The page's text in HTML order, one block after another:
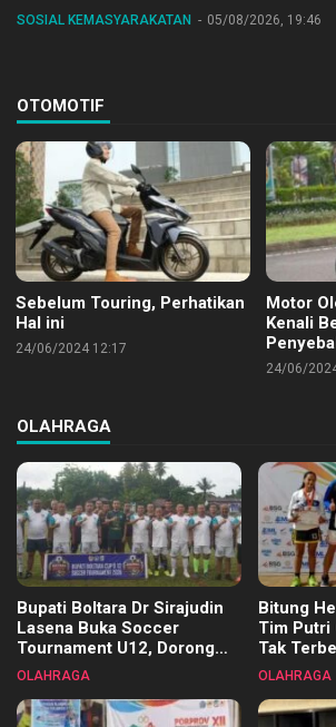
SOSIAL KEMASYARAKATAN 05/08/2026, 19:46
OTOMOTIF
Sebelum Touring, Perhatikan
Hal ini
24/06/2024 12:17
Motor
Kenali
24/06/
OLAHRAGA
Bupati Boltara Dr Sirajudin
Lasena Buka Soccer
Tournament U12, Dorong
Pembinaan Merata di Setiap
OLAHRAGA
Bitung
Tim Putri
Tak
OLAHRAGA